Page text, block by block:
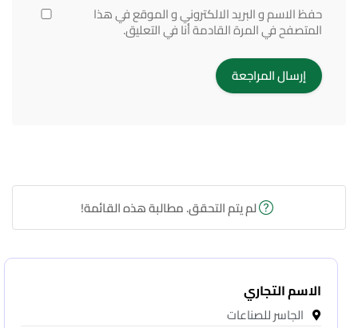
حفظ الاسم و البريد الالكتروني و الموقع في هذا
المتصفح في المرة القادمة أنا في التعليق.
لم يتم التحقق. مطالبة هذه القائمة!
الاسم التجاري
الجاسر للصناعات